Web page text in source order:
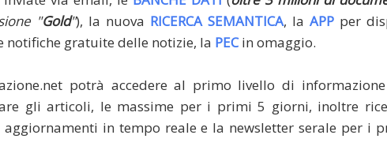
"Gold"), la nuova RICERCA SEMANTICA, la APP per
notifiche gratuite delle notizie, la PECin omaggio.
potrà accedere al primo livello di
gli articoli, le massime per i primi 5 giorni, inoltre
in tempo reale e la newsletter serale per i